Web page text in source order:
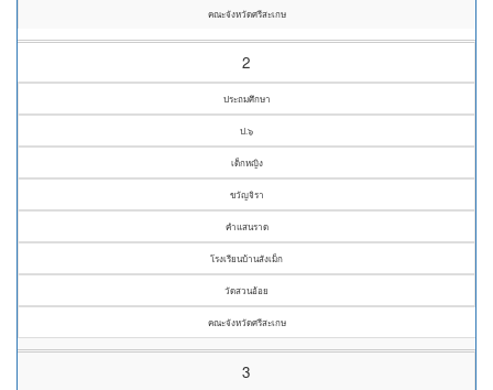
คณะจังหวัดศรีสะเกษ
2
ประถมศึกษา
ป.๖
เด็กหญิง
ขวัญจิรา
คำแสนราด
โรงเรียนบ้านสังเม็ก
วัดสวนอ้อย
คณะจังหวัดศรีสะเกษ
3